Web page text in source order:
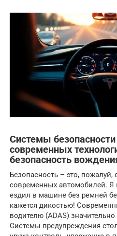
Системы
современных
безопасность
Безопасность – это,
современных автомобилей. Я
ездил в машине без ремней
кажется дикостью!
водителю (ADAS)
Системы предупреждения